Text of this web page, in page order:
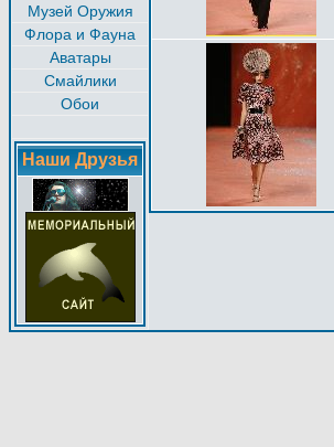
Музей Оружия
Флора и Фауна
Аватары
Смайлики
Обои
Наши Друзья